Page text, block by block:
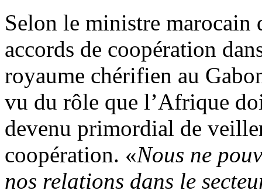
Selon le ministre
accords de coopération
royaume chérifien au
vu du rôle que l’Afrique
devenu primordial de
coopération. «Nous ne
nos relations dans le